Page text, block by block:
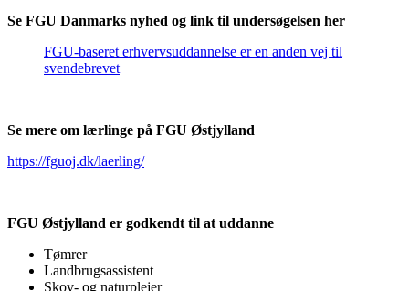
Se FGU Danmarks nyhed og link til undersøgelsen her
FGU-baseret erhvervsuddannelse er en anden vej til
svendebrevet
Se mere om lærlinge på FGU Østjylland
https://fguoj.dk/laerling/
FGU Østjylland er godkendt til at uddanne
Tømrer
Landbrugsassistent
Skov- og naturplejer